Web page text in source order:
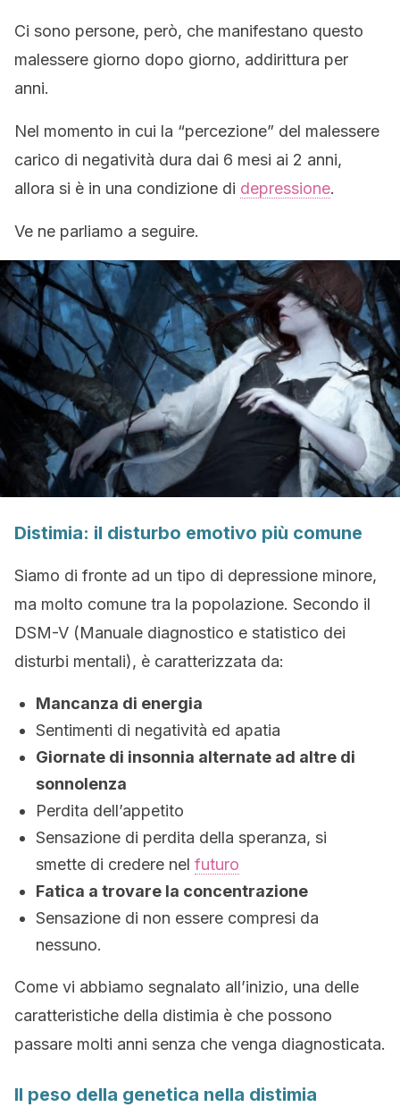
Ci sono persone, però, che manifestano questo
malessere giorno dopo giorno, addirittura per
anni.
Nel momento in cui la “percezione” del malessere
carico di negatività dura dai 6 mesi ai 2 anni,
allora si è in una condizione di depressione.
Ve ne parliamo a seguire.
Distimia: il disturbo emotivo più comune
Siamo di fronte ad un tipo di depressione minore,
ma molto comune tra la popolazione. Secondo il
DSM-V (Manuale diagnostico e statistico dei
disturbi mentali), è caratterizzata da:
Mancanza di energia
Sentimenti di negatività ed apatia
Giornate di insonnia alternate ad altre di
sonnolenza
Perdita dell’appetito
Sensazione di perdita della speranza, si
smette di credere nel futuro
Fatica a trovare la concentrazione
Sensazione di non essere compresi da
nessuno.
Come vi abbiamo segnalato all’inizio, una delle
caratteristiche della distimia è che possono
passare molti anni senza che venga diagnosticata.
Il peso della genetica nella distimia